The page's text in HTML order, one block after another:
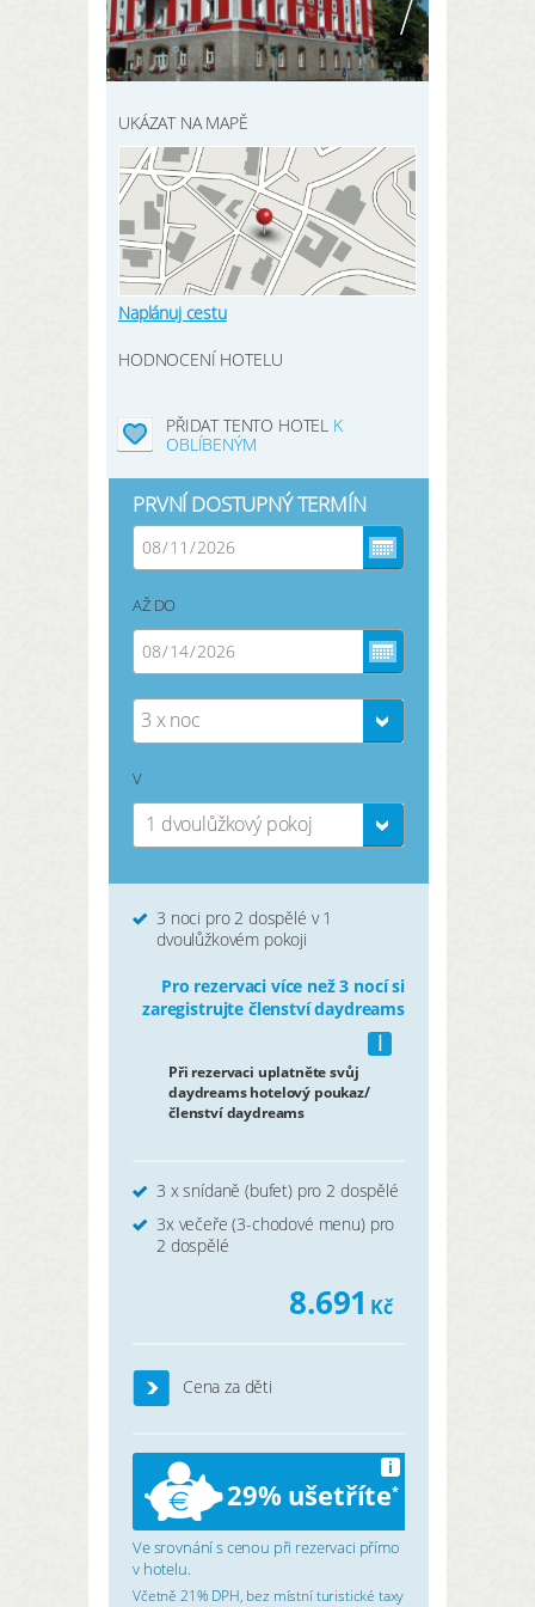
REGISTRACE ZDE
Moje údaje
Moje produkty
Oblíbené hotely
Moje zaměření
UKÁZAT NA MAPĚ
Naplánuj cestu
HODNOCENÍ HOTELU
PŘIDAT TENTO HOTEL K
OBLÍBENÝM
PRVNÍ DOSTUPNÝ TERMÍN
AŽ DO
3 x noc
V
1 dvoulůžkový pokoj
3 noci pro 2 dospělé v 1
dvoulůžkovém pokoji
Pro rezervaci více než 3 nocí si
zaregistrujte členství daydreams
i
Při rezervaci uplatněte svůj
daydreams hotelový poukaz/
členství daydreams
3 x snídaně (bufet) pro 2 dospělé
3x večeře (3-chodové menu) pro
2 dospělé
8.691 Kč
Cena za děti
29% ušetříte*
i
Ve srovnání s cenou při rezervaci přímo
v hotelu.
Včetně 21% DPH, bez místní turistické taxy